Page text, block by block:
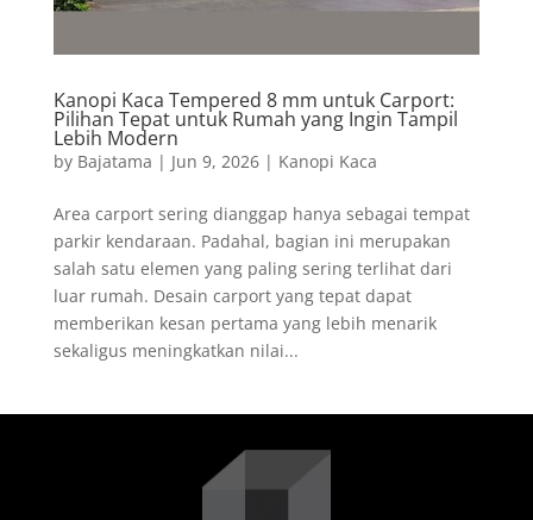
Kanopi Kaca Tempered 8 mm untuk Carport:
Pilihan Tepat untuk Rumah yang Ingin Tampil
Lebih Modern
by Bajatama | Jun 9, 2026| Kanopi Kaca
Area carport sering dianggap hanya sebagai tempat
parkir kendaraan. Padahal, bagian ini merupakan
salah satu elemen yang paling sering terlihat dari
luar rumah. Desain carport yang tepat dapat
memberikan kesan pertama yang lebih menarik
sekaligus meningkatkan nilai...